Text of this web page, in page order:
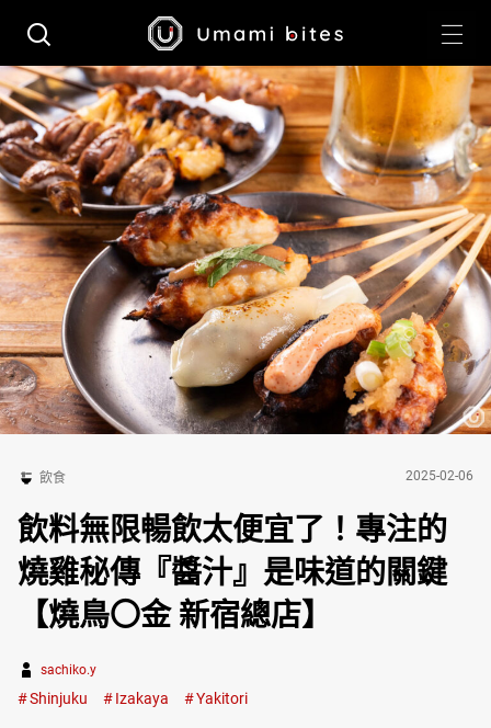
飲食 2025-02-06
飲料無限暢飲太便宜了！專注的
燒雞秘傳『醬汁』是味道的關鍵
【燒鳥〇金 新宿總店】
sachiko.y
Shinjuku Izakaya Yakitori